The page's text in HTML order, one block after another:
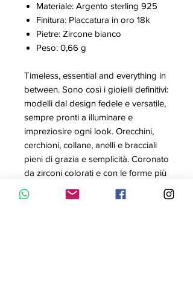
Materiale: Argento sterling 925
Finitura: Placcatura in oro 18k
Pietre: Zircone bianco
Peso: 0,66 g
Timeless, essential and everything in
between. Sono così i gioielli definitivi:
modelli dal design fedele e versatile,
sempre pronti a illuminare e
impreziosire ogni look. Orecchini,
cerchioni, collane, anelli e bracciali
pieni di grazia e semplicità. Coronato
da zirconi colorati e con le forme più
svariate, ogni pezzo è creato in
argento sterling 925 accuratamente